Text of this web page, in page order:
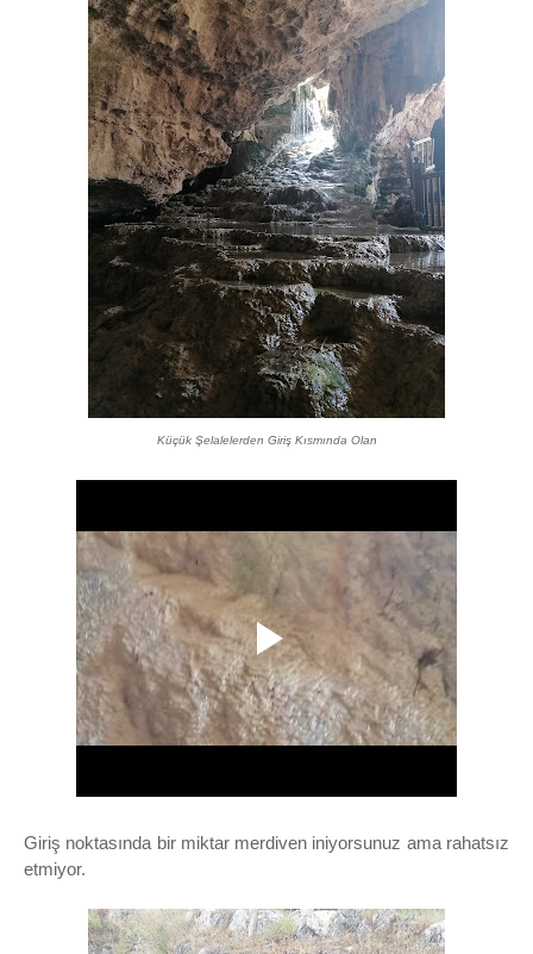
Küçük Şelalelerden Giriş Kısmında Olan
Giriş noktasında bir miktar merdiven iniyorsunuz ama rahatsız
etmiyor.